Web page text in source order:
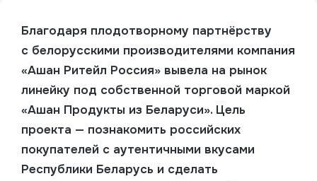
Благодаря плодотворному партнёрству
с белорусскими производителями компания
«Ашан Ритейл Россия» вывела на рынок
линейку под собственной торговой маркой
«Ашан Продукты из Беларуси». Цель
проекта — познакомить российских
покупателей с аутентичными вкусами
Республики Беларусь и сделать